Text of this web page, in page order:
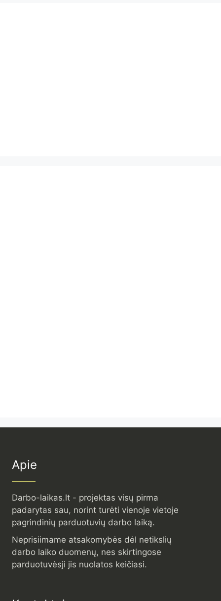
Apie
Darbo-laikas.lt - projektas visų pirma
padarytas sau, norint turėti vienoje vietoje
pagrindinių parduotuvių darbo laiką.
Neprisiimame atsakomybės dėl netikslių
darbo laiko duomenų, nes skirtingose
parduotuvėsji jis nuolatos keičiasi.